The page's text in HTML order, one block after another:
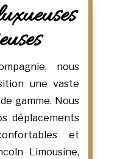
nous
une vaste
gamme. Nous
déplacements
et
Limousine,